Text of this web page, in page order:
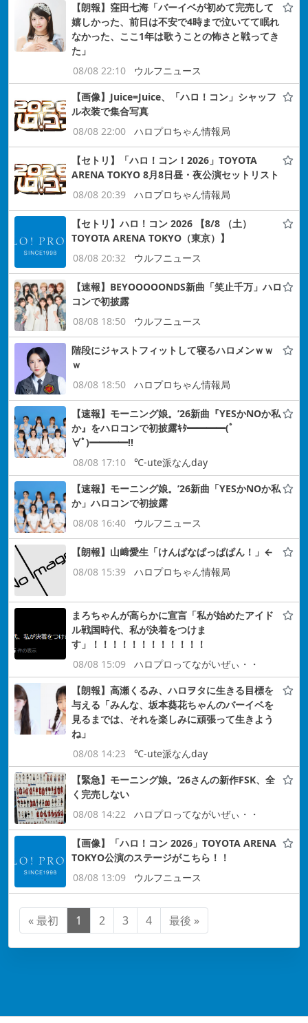
【朗報】窪田七海「バーイベが初めて完売して
嬉しかった、前日は不安で4時まで泣いてて眠れ
なかった、ここ1年は歌うことの怖さと戦ってき
た」
08/08 22:10
ウルフニュース
【画像】Juice=Juice、「ハロ！コン」シャッフ
ル衣装で集合写真
08/08 22:00
ハロプロちゃん情報局
【セトリ】「ハロ！コン！2026」TOYOTA
ARENA TOKYO 8月8日昼・夜公演セットリスト
08/08 20:39
ハロプロちゃん情報局
【セトリ】ハロ！コン 2026 【8/8 （土）
TOYOTA ARENA TOKYO（東京）】
08/08 20:32
ウルフニュース
【速報】BEYOOOOONDS新曲「笑止千万」ハロ
コンで初披露
08/08 18:50
ウルフニュース
階段にジャストフィットして寝るハロメンｗｗ
ｗ
08/08 18:50
ハロプロちゃん情報局
【速報】モーニング娘。’26新曲『YESかNOか私
か』をハロコンで初披露ｷﾀ━━━━(ﾟ
∀ﾟ)━━━━!!
08/08 17:10
℃-ute派なんday
【速報】モーニング娘。’26新曲「YESかNOか私
か」ハロコンで初披露
08/08 16:40
ウルフニュース
【朗報】山﨑愛生「けんぱなぱっぱぱん！」←
08/08 15:39
ハロプロちゃん情報局
まろちゃんが高らかに宣言「私が始めたアイド
ル戦国時代、私が決着をつけま
す」！！！！！！！！！！！！
08/08 15:09
ハロプロってながいぜぃ・・
【朗報】高瀬くるみ、ハロヲタに生きる目標を
与える「みんな、坂本葵花ちゃんのバーイベを
見るまでは、それを楽しみに頑張って生きよう
ね」
08/08 14:23
℃-ute派なんday
【緊急】モーニング娘。’26さんの新作FSK、全
く完売しない
08/08 14:22
ハロプロってながいぜぃ・・
【画像】「ハロ！コン 2026」TOYOTA ARENA
TOKYO公演のステージがこちら！！
08/08 13:09
ウルフニュース
« 最初 1 2 3 4 最後 »